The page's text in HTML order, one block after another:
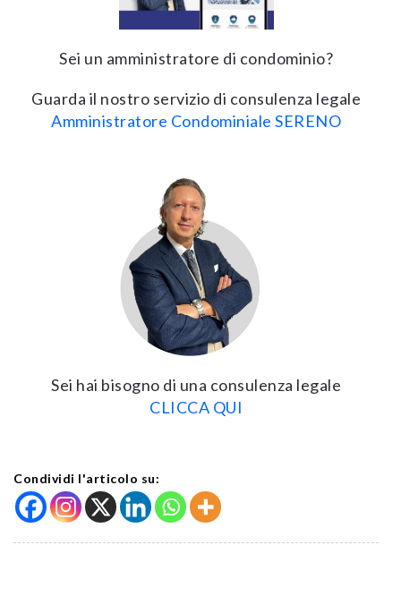
Sei un amministratore di condominio?
Guarda il nostro servizio di consulenza legale
Amministratore Condominiale SERENO
Sei hai bisogno di una consulenza legale
CLICCA QUI
Condividi l'articolo su: